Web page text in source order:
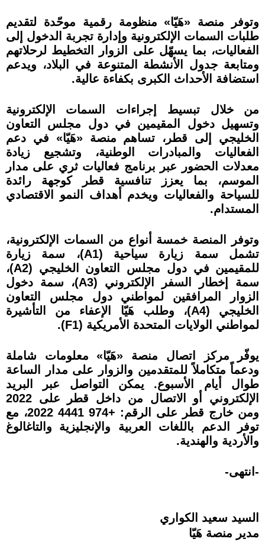
وتوفر منصة «هَيّا» منظومة رقمية موحّدة لتقديم
طلبات السمات الإلكترونية وإدارة تجربة الدخول إلى
الفعاليات، بما يسهّل على الزوار التخطيط لرحلاتهم
ومتابعة جدول الأنشطة المتنوعة في البلاد، ويدعم
استضافة الأحداث الكبرى بكفاءة عالية.
من خلال تبسيط إجراءات السمات الإلكترونية
وتسهيل دخول المقيمين في دول مجلس التعاون
الخليجي إلى قطر، تساهم منصة «هَيّا» في دعم
الفعاليات والمبادرات الوطنية، وتشجيع زيادة
معدلات الحضور عبر برنامج فعاليات ثري على مدار
الموسم، بما يعزز تنافسية قطر كوجهة رائدة
للسياحة والفعاليات ويخدم أهداف النمو الاقتصادي
المستدام.
وتوفر المنصة خمسة أنواع من السمات الإلكترونية،
تشمل سمة زيارة سياحية (A1)، سمة زيارة
للمقيمين في دول مجلس التعاون الخليجي (A2)،
سمة إخطار السفر الإلكتروني (A3)، سمة دخول
الزوار المرافقين لمواطني دول مجلس التعاون
الخليجي (A4)، وطلب هَيّا الإعفاء من التأشيرة
لمواطني الولايات المتحدة الأمريكية (F1).
يوفّر مركز اتصال منصة «هَيّا» معلومات شاملة
ودعماً متكاملاً للمتقدمين والزوار على مدار الساعة
طوال أيام الأسبوع. يمكن التواصل عبر البريد
الإلكتروني أو الاتصال من داخل قطر على 2022
ومن خارج قطر على الرقم: +974 4441 2022، مع
توفر الدعم باللغات العربية والإنجليزية والتاغالوغ
والأردية والهندية.
-انتهى-
السيد سعيد الكواري
مدير منصة هَيّا